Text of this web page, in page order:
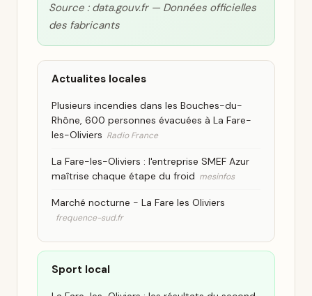
Source : data.gouv.fr — Données officielles
des fabricants
Actualites locales
Plusieurs incendies dans les Bouches-du-
Rhône, 600 personnes évacuées à La Fare-
les-Oliviers Radio France
La Fare-les-Oliviers : l'entreprise SMEF Azur
maîtrise chaque étape du froid mesinfos
Marché nocturne - La Fare les Oliviers
frequence-sud.fr
Sport local